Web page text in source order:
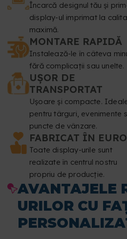
designului tău. Această parte
rulată în interiorul suportului și
Rezoluție
Mod de culoare: CMYK.
Format de fișier: PDF la scara
Tipografie: fonturile trebuie să
convertite în curbe.
Dimensiunea minimă a
Grosimea minimă a liniei
: nu corectăm
Verificarea fișierelor: nu
Încarcă designul tău și
display-ul imprimat la
maximă.
MONTARE RAPIDĂ
Instalează-le în câteva
fără complicații sau unelte.
UȘOR DE
TRANSPORTAT
Ușoare și compacte.
pentru târguri, evenimente
puncte de vânzare.
FABRICAT ÎN
Toate display-urile sunt
realizate în centrul nostru
propriu de producție.
AVANTAJELE
URILOR CU